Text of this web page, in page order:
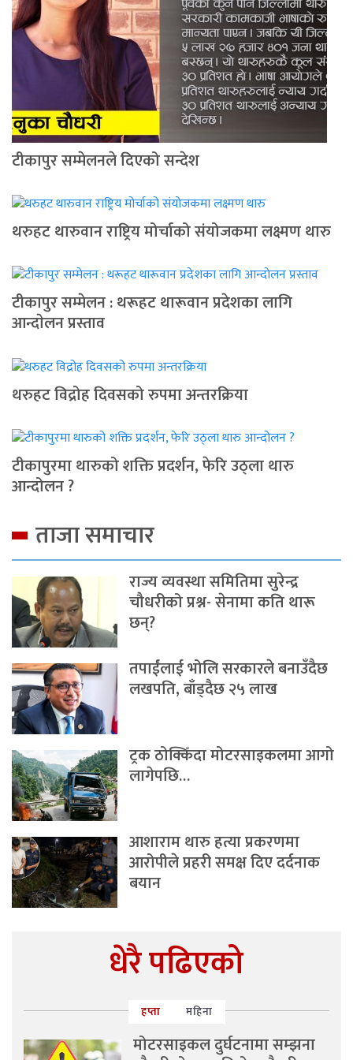
टीकापुर सम्मेलनले दिएको सन्देश
थरुहट थारुवान राष्ट्रिय मोर्चाको संयोजकमा लक्ष्मण थारु
टीकापुर सम्मेलन : थरूहट थारूवान प्रदेशका लागि
आन्दाेलन प्रस्ताव
थरुहट विद्रोह दिवसको रुपमा अन्तरक्रिया
टीकापुरमा थारुको शक्ति प्रदर्शन, फेरि उठ्ला थारु
आन्दोलन ?
ताजा समाचार
राज्य व्यवस्था समितिमा सुरेन्द्र
चौधरीको प्रश्न- सेनामा कति थारू
छन्?
तपाईंलाई भोलि सरकारले बनाउँदैछ
लखपति, बाँड्दैछ २५ लाख
ट्रक ठोक्किँदा मोटरसाइकलमा आगो
लागेपछि…
आशाराम थारु हत्या प्रकरणमा
आरोपीले प्रहरी समक्ष दिए दर्दनाक
बयान
धेरै पढिएको
हप्ता महिना
मोटरसाइकल दुर्घटनामा सम्झना